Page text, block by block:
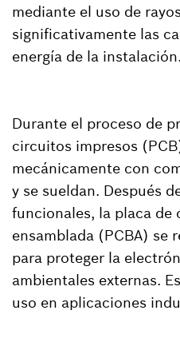
mediante el uso de
significativamente las
energía de la instalación.
Durante el proceso de
circuitos impresos
mecánicamente con
y se sueldan. Después
funcionales, la placa de
ensamblada (PCBA) se
para proteger la
ambientales externas.
uso en aplicaciones